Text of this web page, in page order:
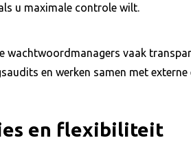
u maximale controle wilt.
wachtwoordmanagers vaak
en werken samen met
en flexibiliteit